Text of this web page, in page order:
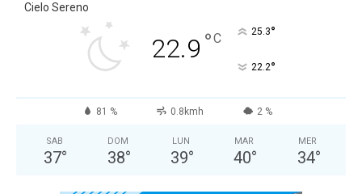
Cielo Sereno
22.9 °C 25.3°
22.2°
81 % 0.8kmh 2 %
SAB
37°
DOM
38°
LUN
39°
MAR
40°
MER
34°